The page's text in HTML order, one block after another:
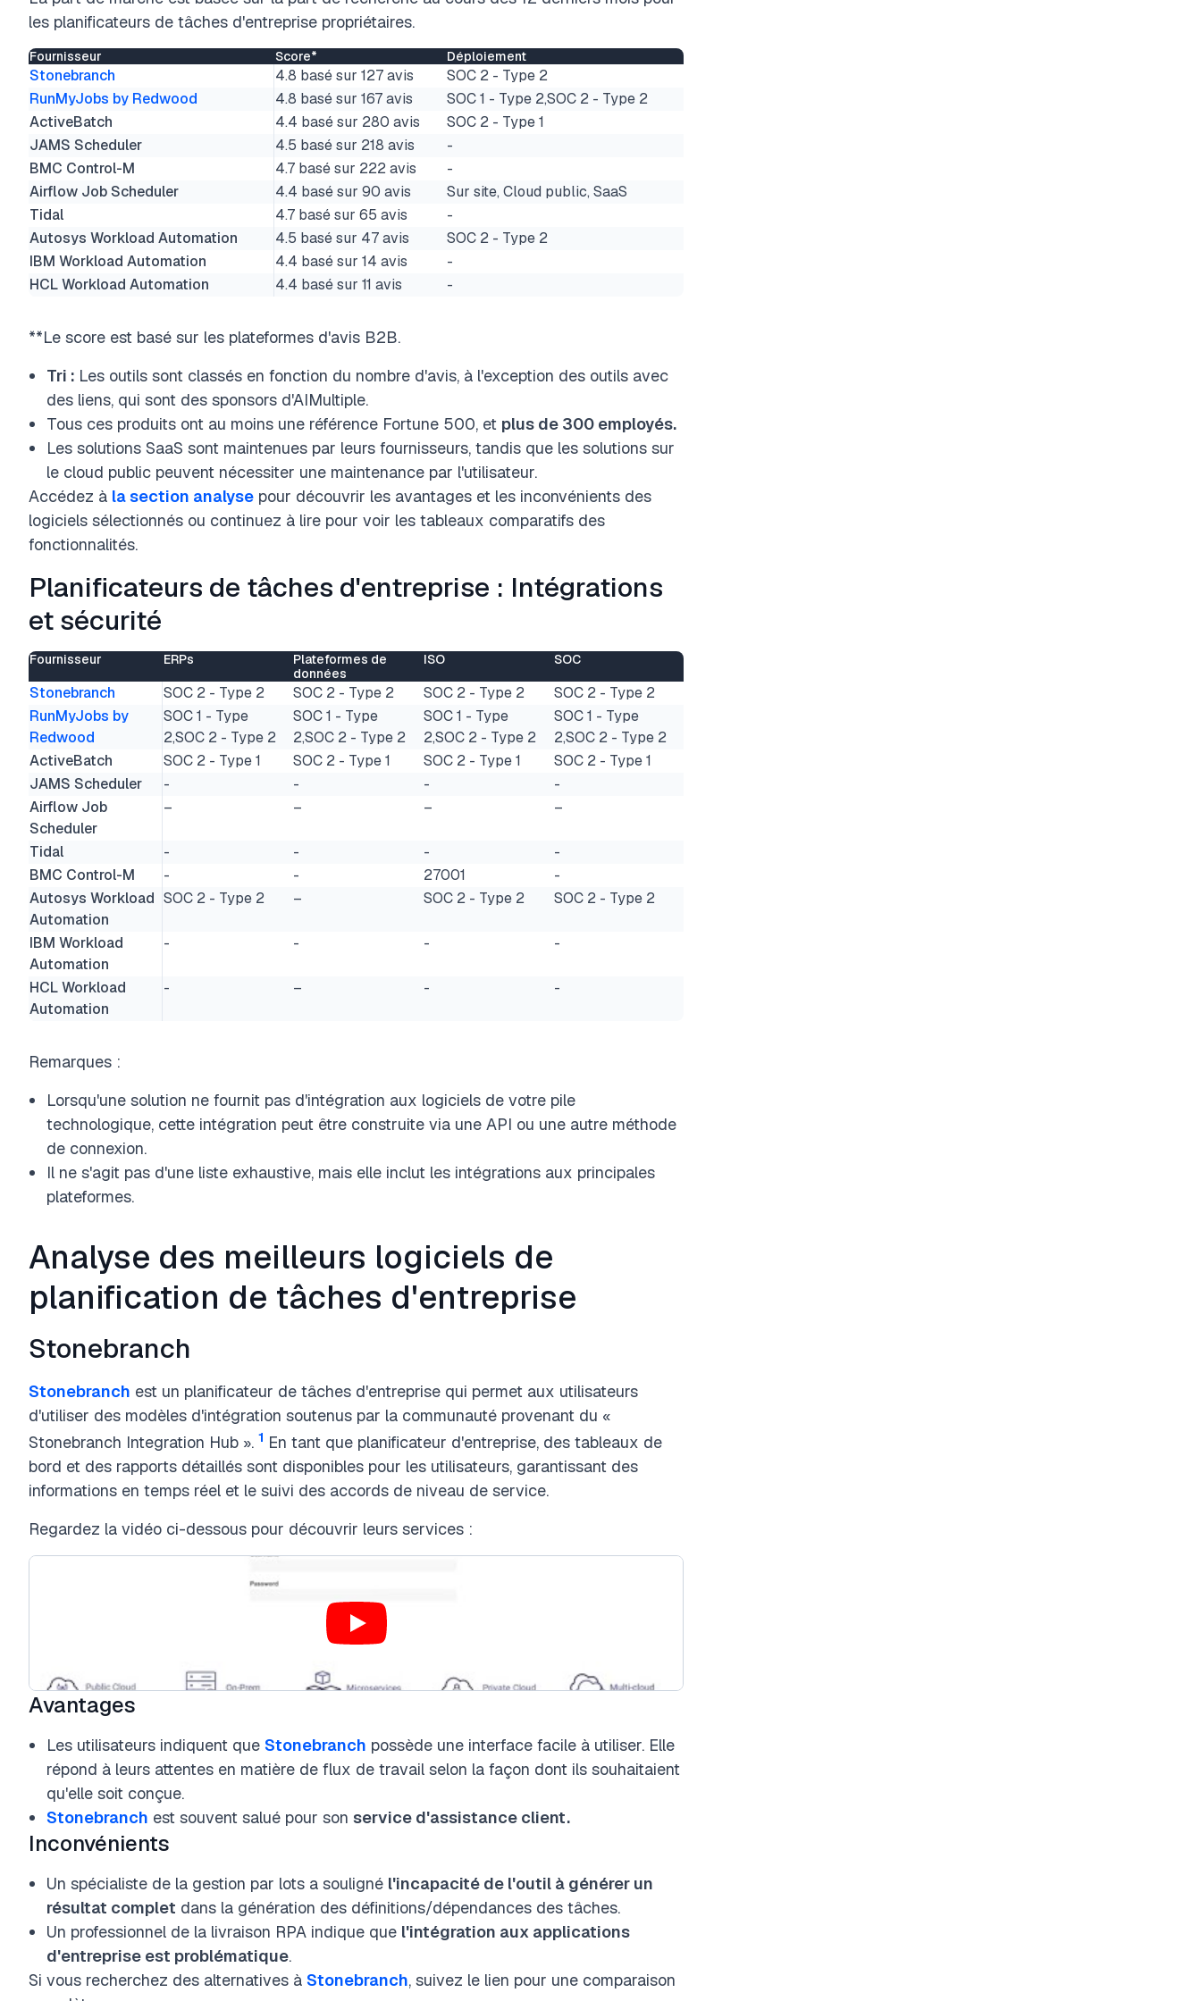
les planificateurs de tâches d'entreprise propriétaires.
Fournisseur Score* Déploiement
Stonebranch 4.8 basé sur 127 avis
SOC 2 - Type 2
RunMyJobs by Redwood
4.8 basé sur 167 avis
SOC 1 - Type 2,SOC 2 - Type 2
ActiveBatch
4.4 basé sur 280 avis
SOC 2 - Type 1
JAMS Scheduler
4.5 basé sur 218 avis
-
BMC Control-M
4.7 basé sur 222 avis
-
Airflow Job Scheduler
4.4 basé sur 90 avis
Sur site, Cloud public, SaaS
Tidal
4.7 basé sur 65 avis
-
Autosys Workload Automation
4.5 basé sur 47 avis
SOC 2 - Type 2
IBM Workload Automation
4.4 basé sur 14 avis
-
HCL Workload Automation
4.4 basé sur 11 avis -
**Le score est basé sur les plateformes d'avis B2B.
Tri : Les outils sont classés en fonction du nombre d'avis, à l'exception des outils avec
des liens, qui sont des sponsors d'AIMultiple.
Tous ces produits ont au moins une référence Fortune 500, et plus de 300 employés.
Les solutions SaaS sont maintenues par leurs fournisseurs, tandis que les solutions sur
le cloud public peuvent nécessiter une maintenance par l'utilisateur.
Accédez à la section analyse pour découvrir les avantages et les inconvénients des
logiciels sélectionnés ou continuez à lire pour voir les tableaux comparatifs des
fonctionnalités.
Planificateurs de tâches d'entreprise : Intégrations
et sécurité
Fournisseur ERPs
Plateformes de
données
ISO SOC
Stonebranch SOC 2 - Type 2 SOC 2 - Type 2 SOC 2 - Type 2
SOC 2 - Type 2
RunMyJobs by
Redwood
SOC 1 - Type
2,SOC 2 - Type 2
SOC 1 - Type
2,SOC 2 - Type 2
SOC 1 - Type
2,SOC 2 - Type 2
SOC 1 - Type
2,SOC 2 - Type 2
ActiveBatch
SOC 2 - Type 1 SOC 2 - Type 1 SOC 2 - Type 1
SOC 2 - Type 1
JAMS Scheduler
- - -
-
Airflow Job
Scheduler
– – – –
Tidal - - -
-
BMC Control-M
- - 27001
-
Autosys Workload
Automation
SOC 2 - Type 2 – SOC 2 - Type 2 SOC 2 - Type 2
IBM Workload
Automation
- - - -
HCL Workload
Automation
- – - -
Remarques :
Lorsqu'une solution ne fournit pas d'intégration aux logiciels de votre pile
technologique, cette intégration peut être construite via une API ou une autre méthode
de connexion.
Il ne s'agit pas d'une liste exhaustive, mais elle inclut les intégrations aux principales
plateformes.
Analyse des meilleurs logiciels de
planification de tâches d'entreprise
Stonebranch
Stonebranch est un planificateur de tâches d'entreprise qui permet aux utilisateurs
d'utiliser des modèles d'intégration soutenus par la communauté provenant du «
Stonebranch Integration Hub ». 1 En tant que planificateur d'entreprise, des tableaux de
bord et des rapports détaillés sont disponibles pour les utilisateurs, garantissant des
informations en temps réel et le suivi des accords de niveau de service.
Regardez la vidéo ci-dessous pour découvrir leurs services :
Avantages
Les utilisateurs indiquent que Stonebranch possède une interface facile à utiliser. Elle
répond à leurs attentes en matière de flux de travail selon la façon dont ils souhaitaient
qu'elle soit conçue.
Stonebranch est souvent salué pour son service d'assistance client.
Inconvénients
Un spécialiste de la gestion par lots a souligné l'incapacité de l'outil à générer un
résultat complet dans la génération des définitions/dépendances des tâches.
Un professionnel de la livraison RPA indique que l'intégration aux applications
d'entreprise est problématique.
Si vous recherchez des alternatives à Stonebranch, suivez le lien pour une comparaison